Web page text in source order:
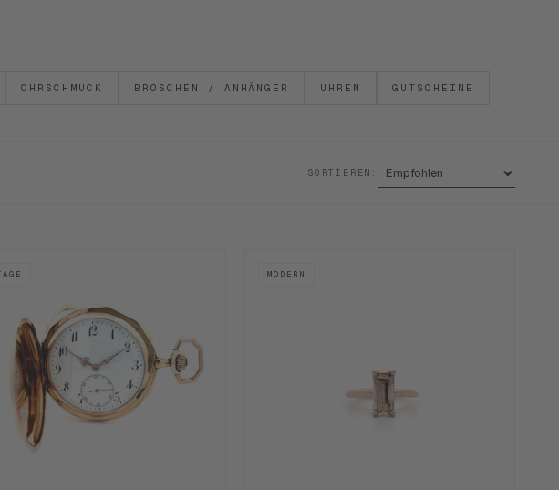
OHRSCHMUCK BROSCHEN / ANHÄNGER UHREN GUTSCHEINE
SORTIEREN:
MODERN